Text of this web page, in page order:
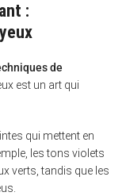
:
de
est un art qui
qui mettent en
les tons violets
verts, tandis que les